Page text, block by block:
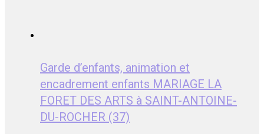
Garde d’enfants, animation et
encadrement enfants MARIAGE LA
FORET DES ARTS à SAINT-ANTOINE-
DU-ROCHER (37)